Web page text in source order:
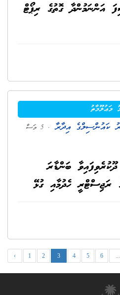
އަންނަމުންދާ ގޮތުގެ ރިޕޯޓް
މަޢުލޫމާތު
ކައުންސިލްގެ އިދާރާ
. 5 މަސް
ބަންޑާރަ
ރަޖިސްޓްރީ ހެދުމާއި ގުޅޭ
‹ 1 2 3 4 5 6 ...